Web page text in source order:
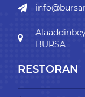
BURSA
RESTORAN